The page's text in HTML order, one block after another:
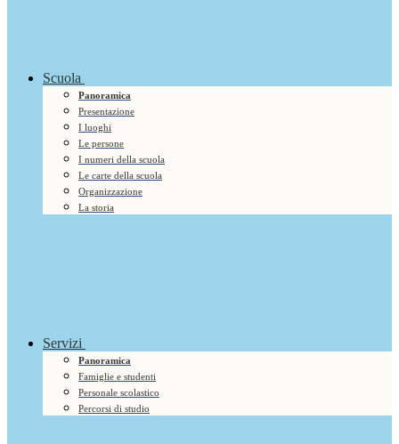
Scuola
Panoramica
Presentazione
I luoghi
Le persone
I numeri della scuola
Le carte della scuola
Organizzazione
La storia
Servizi
Panoramica
Famiglie e studenti
Personale scolastico
Percorsi di studio